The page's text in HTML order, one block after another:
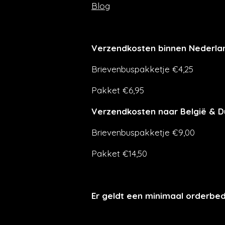
Blog
Verzendkosten binnen
Brievenbuspakketje €4,25
Pakket €6,95
Verzendkosten naar België &
Brievenbuspakketje €9,00
Pakket €14,50
Er geldt een minimaal